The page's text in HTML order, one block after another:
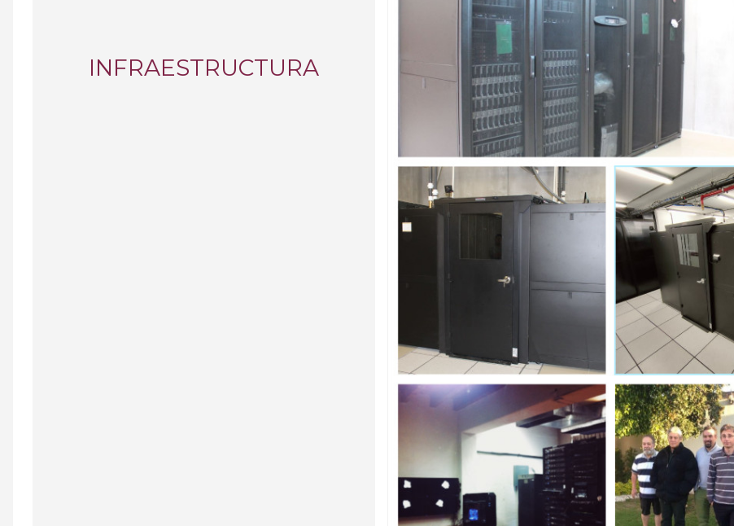
INFRAESTRUCTURA